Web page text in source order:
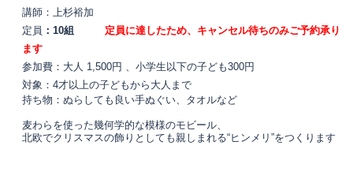
講師：上杉裕加
定員 ：10組 定員に達したため、キャンセル待ちのみご予約承り
ます
参加費：大人 1,500円 、小学生以下の子ども300円
対象：4才以上の子どもから大人まで
持ち物：ぬらしても良い手ぬぐい、タオルなど
麦わらを使った幾何学的な模様のモビール、
北欧でクリスマスの飾りとしても親しまれる“ヒンメリ”をつくります